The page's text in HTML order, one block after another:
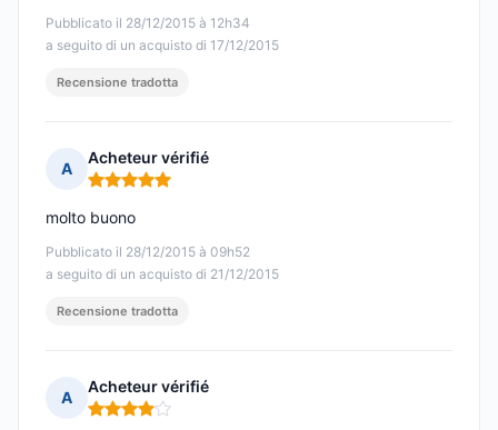
Pubblicato il 28/12/2015 à 12h34
a seguito di un acquisto di 17/12/2015
Recensione tradotta
A
Acheteur vérifié
Nota: 5 su 5
Pubblicato il 28/12/2015 à 09h52
a seguito di un acquisto di 21/12/2015
molto buono
Recensione tradotta
A
Acheteur vérifié
Nota: 4 su 5